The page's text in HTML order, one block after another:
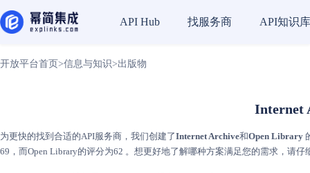
API Hub 找服务商 API知识库
开放平台首页 >信息与知识>出版物
Internet
为更快的找到合适的API服务商，我们创建了Internet Archive和Open Library
69，而Open Library的评分为62 。想更好地了解哪种方案满足您的需求，请仔